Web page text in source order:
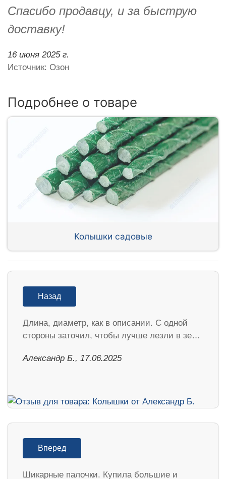
Спасибо продавцу, и за быструю
доставку!
16 июня 2025 г.
Источник: Озон
Подробнее о товаре
Колышки садовые
Назад
Длина, диаметр, как в описании. С одной
стороны заточил, чтобы лучше лезли в зе…
Александр Б., 17.06.2025
Вперед
Шикарные палочки. Купила большие и